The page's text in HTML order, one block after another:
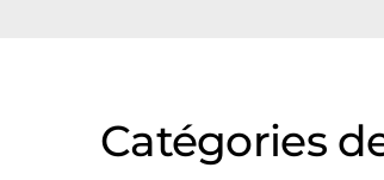
Catégories